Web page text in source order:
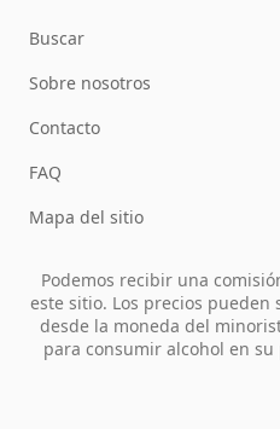
Buscar
Sobre nosotros
Contacto
FAQ
Mapa del sitio
Podemos recibir una
este sitio. Los precios pueden
desde la moneda del
para consumir alcohol en